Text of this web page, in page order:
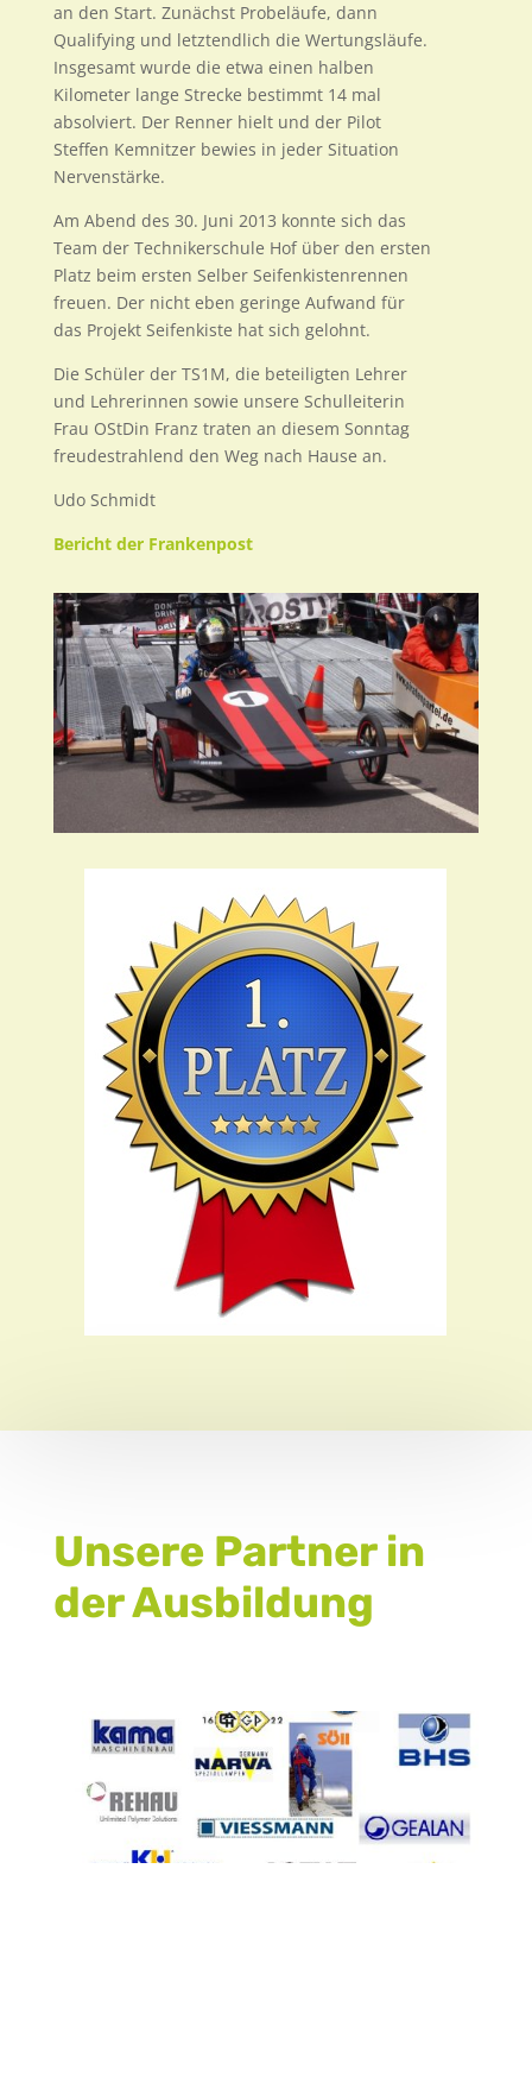
an den Start. Zunächst Probeläufe, dann
Qualifying und letztendlich die Wertungsläufe.
Insgesamt wurde die etwa einen halben
Kilometer lange Strecke bestimmt 14 mal
absolviert. Der Renner hielt und der Pilot
Steffen Kemnitzer bewies in jeder Situation
Nervenstärke.
Am Abend des 30. Juni 2013 konnte sich das
Team der Technikerschule Hof über den ersten
Platz beim ersten Selber Seifenkistenrennen
freuen. Der nicht eben geringe Aufwand für
das Projekt Seifenkiste hat sich gelohnt.
Die Schüler der TS1M, die beteiligten Lehrer
und Lehrerinnen sowie unsere Schulleiterin
Frau OStDin Franz traten an diesem Sonntag
freudestrahlend den Weg nach Hause an.
Udo Schmidt
Bericht der Frankenpost
Unsere Partner in
der Ausbildung